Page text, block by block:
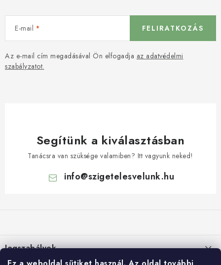
E-mail
Az e-mail cím megadásával Ön elfogadja az adatvédelmi
szabályzatot.
FELIRATKOZÁS
Segítünk a kiválasztásban
Tanácsra van szüksége valamiben? Itt vagyunk neked!
info@szigetelesvelunk.hu
l
é Jogszabályok